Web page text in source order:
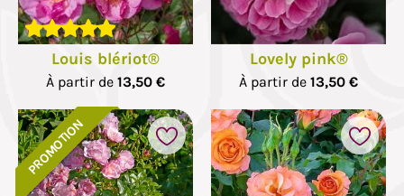
Louis blériot®
À partir de 13,50 €
Lovely pink®
À partir de 13,50 €
PROMOTION